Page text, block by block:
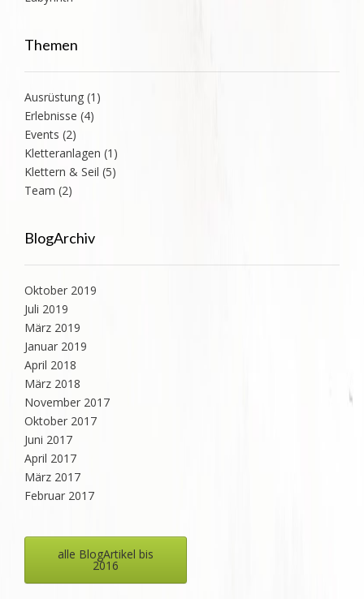
Themen
Ausrüstung (1)
Erlebnisse (4)
Events (2)
Kletteranlagen (1)
Klettern & Seil (5)
Team (2)
BlogArchiv
Oktober 2019
Juli 2019
März 2019
Januar 2019
April 2018
März 2018
November 2017
Oktober 2017
Juni 2017
April 2017
März 2017
Februar 2017
alle BlogArtikel bis
2016